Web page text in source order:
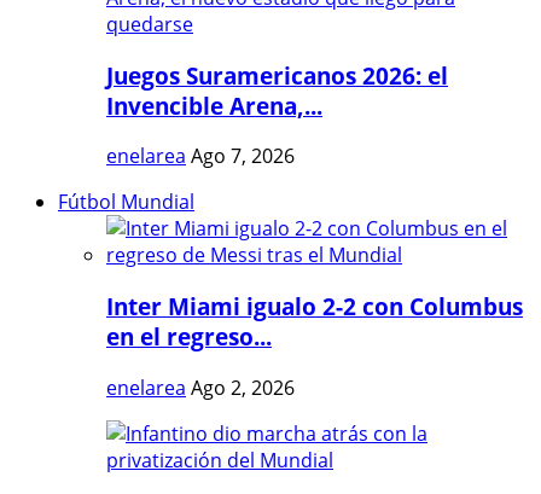
Juegos Suramericanos 2026: el
Invencible Arena,...
enelarea Ago 7, 2026
Fútbol Mundial
Inter Miami igualo 2-2 con Columbus
en el regreso...
enelarea Ago 2, 2026